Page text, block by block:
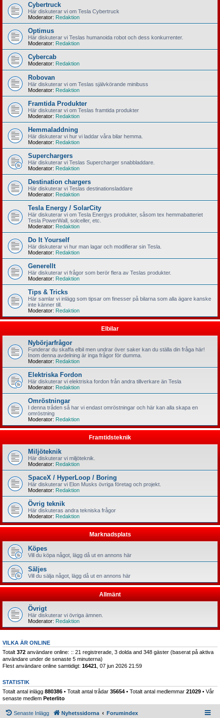
Cybertruck
Här diskuterar vi om Tesla Cybertruck
Moderator: Redaktion
Optimus
Här diskuterar vi Teslas humanoida robot och dess konkurrenter.
Moderator: Redaktion
Cybercab
Moderator: Redaktion
Robovan
Här diskuterar vi om Teslas självkörande minibuss
Moderator: Redaktion
Framtida Produkter
Här diskuterar vi om Teslas framtida produkter
Moderator: Redaktion
Hemmaladdning
Här diskuterar vi hur vi laddar våra bilar hemma.
Moderator: Redaktion
Superchargers
Här diskuterar vi Teslas Supercharger snabbladdare.
Moderator: Redaktion
Destination chargers
Här diskuterar vi Teslas destinationsladdare
Moderator: Redaktion
Tesla Energy / SolarCity
Här diskuterar vi om Tesla Energys produkter, såsom tex hemmabatteriet
Tesla PowerWall, solceller, etc.
Moderator: Redaktion
Do It Yourself
Här diskuterar vi hur man lagar och modifierar sin Tesla.
Moderator: Redaktion
Generellt
Här diskuterar vi frågor som berör flera av Teslas produkter.
Moderator: Redaktion
Tips & Tricks
Här samlar vi inlägg som tipsar om finesser på bilarna som alla ägare kanske
inte känner till.
Moderator: Redaktion
Elbilar
Nybörjarfrågor
Funderar du skaffa elbil men undrar över saker kan du ställa din fråga här!
Inom denna avdelning är inga frågor för dumma.
Moderator: Redaktion
Elektriska Fordon
Här diskuterar vi elektriska fordon från andra tillverkare än Tesla
Moderator: Redaktion
Omröstningar
I denna tråden så har vi endast omröstningar och här kan alla skapa en
omröstning
Moderator: Redaktion
Framtidsteknik
Miljöteknik
Här diskuterar vi miljöteknik.
Moderator: Redaktion
SpaceX / HyperLoop / Boring
Här diskuterar vi Elon Musks övriga företag och projekt.
Moderator: Redaktion
Övrig teknik
Här diskuteras andra tekniska frågor
Moderator: Redaktion
Marknadsplats
Köpes
Vill du köpa något, lägg då ut en annons här
Säljes
Vill du sälja något, lägg då ut en annons här
Allmänt
Övrigt
Här diskuterar vi övriga ämnen.
Moderator: Redaktion
VILKA ÄR ONLINE
Totalt 372 användare online: :: 21 registrerade, 3 dolda and 348 gäster (baserat på aktiva
användare under de senaste 5 minuterna)
Flest användare online samtidigt: 16421 , 07 jun 2026 21:59
STATISTIK
Totalt antal inlägg 880386 • Totalt antal trådar 35654 • Totalt antal medlemmar 21029 • Vår
senaste medlem Peterlito
Senaste Inlägg Nyhetssidorna Forumindex